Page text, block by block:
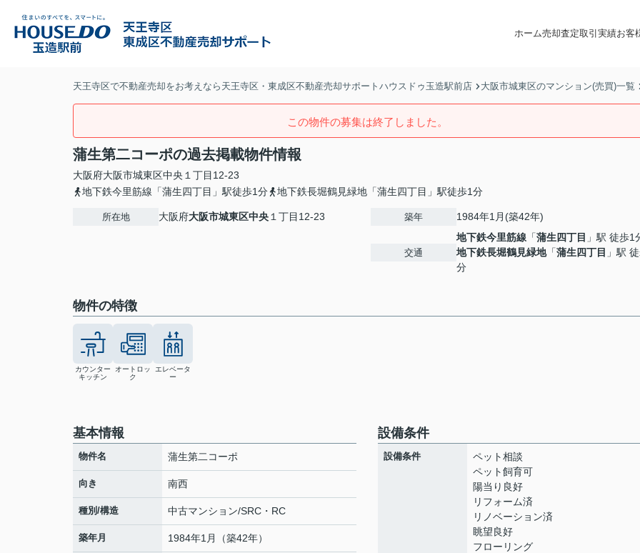
ホーム売却査定取引実績お客
天王寺区で不動産売却をお考えなら天王寺区・東成区不動産売却サポートハウスドゥ玉造駅前店 大阪市城東区のマンション(売買)一覧
この物件の募集は終了しました。
蒲生第二コーポの過去掲載物件情報
大阪府大阪市城東区中央 １丁目12-23
地下鉄今里筋線「蒲生四丁目」駅徒歩1分
地下鉄長堀鶴見緑地「蒲生四丁目」駅徒歩1分
所在地 大阪府大阪市城東区中央 １丁目12-23 築年 1984年1月(築42年)
交通
地下鉄今里筋線 「蒲生四丁目 」駅 徒歩1
地下鉄長堀鶴見緑地「蒲生四丁目 」駅
分
物件の特徴
カウンター
キッチン
オートロッ
ク
エレベータ
ー
基本情報
物件名 蒲生第二コーポ
向き 南西
種別/構造 中古マンション/SRC・RC
築年月 1984年1月（築42年）
設備条件
設備条件
ペット相談
ペット飼育可
陽当り良好
リフォーム済
リノベーション済
眺望良好
フローリング